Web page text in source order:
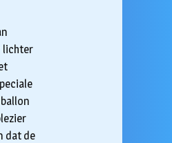
lichter
dat de